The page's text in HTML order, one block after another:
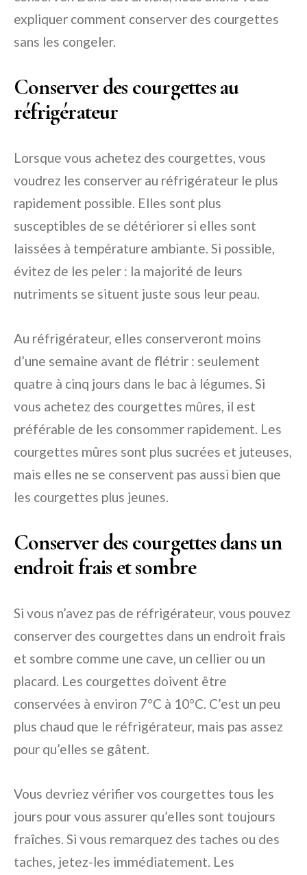
expliquer comment conserver des courgettes
sans les congeler.
Conserver des courgettes au
réfrigérateur
Lorsque vous achetez des courgettes, vous
voudrez les conserver au réfrigérateur le plus
rapidement possible. Elles sont plus
susceptibles de se détériorer si elles sont
laissées à température ambiante. Si possible,
évitez de les peler : la majorité de leurs
nutriments se situent juste sous leur peau.
Au réfrigérateur, elles conserveront moins
d’une semaine avant de flétrir : seulement
quatre à cinq jours dans le bac à légumes. Si
vous achetez des courgettes mûres, il est
préférable de les consommer rapidement. Les
courgettes mûres sont plus sucrées et juteuses,
mais elles ne se conservent pas aussi bien que
les courgettes plus jeunes.
Conserver des courgettes dans un
endroit frais et sombre
Si vous n’avez pas de réfrigérateur, vous pouvez
conserver des courgettes dans un endroit frais
et sombre comme une cave, un cellier ou un
placard. Les courgettes doivent être
conservées à environ 7°C à 10°C. C’est un peu
plus chaud que le réfrigérateur, mais pas assez
pour qu’elles se gâtent.
Vous devriez vérifier vos courgettes tous les
jours pour vous assurer qu’elles sont toujours
fraîches. Si vous remarquez des taches ou des
taches, jetez-les immédiatement. Les